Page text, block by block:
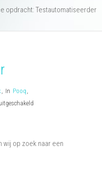
opdracht: Testautomatiseerder
, In Pooq ,
voor
Testautomatiseerder
wij op zoek naar een